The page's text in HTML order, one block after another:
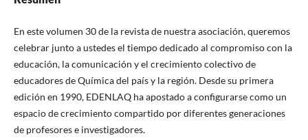
En este volumen 30 de la revista de nuestra asociación, queremos
celebrar junto a ustedes el tiempo dedicado al compromiso con la
educación, la comunicación y el crecimiento colectivo de
educadores de Química del país y la región. Desde su primera
edición en 1990, EDENLAQ ha apostado a configurarse como un
espacio de crecimiento compartido por diferentes generaciones
de profesores e investigadores.